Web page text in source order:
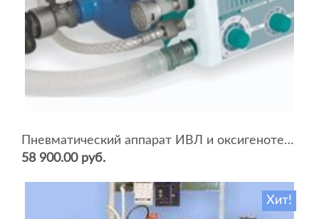
Пневматический аппарат ИВЛ и оксигенотерапии портативный АИВЛп-2/20-«ТМТ»
58 900.00 руб.
Хит!